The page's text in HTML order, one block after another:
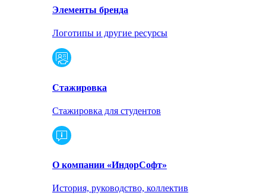
Элементы бренда
Логотипы и другие ресурсы
Стажировка
Стажировка для студентов
О компании «ИндорСофт»
История, руководство, коллектив